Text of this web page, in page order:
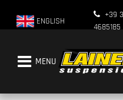
ENGLISH
+39
4685185
Open menu